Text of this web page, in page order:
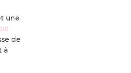
une
de
à